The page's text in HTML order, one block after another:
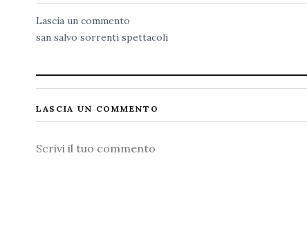
Lascia un commento
san salvo sorrenti spettacoli
LASCIA UN COMMENTO
Commento